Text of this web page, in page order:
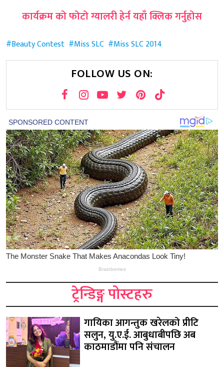
कार्यक्रम को फोटो ग्यालरी हेर्न यहाँ क्लिक गर्नुहोस
Beauty Contest Miss SLC Miss SLC 2014
FOLLOW US ON:
ट्रेन्डिङ्ग पोस्टहरु
गायिका आगन्तुक खरेलको प्रीटि
सलुन, यु.ए.ई. आबुधाबीपछि अब
काठमाडौंमा पनि संचालन